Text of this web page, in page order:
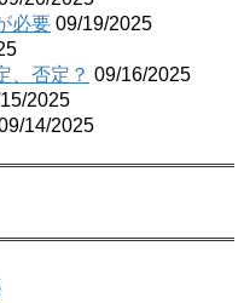
必要 09/19/2025
否定？ 09/16/2025
2025
14/2025